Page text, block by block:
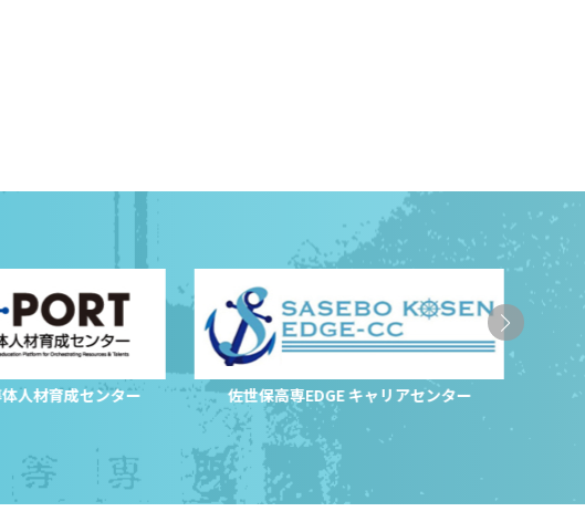
体人材育成センター 佐世保高専EDGE キャリアセンター